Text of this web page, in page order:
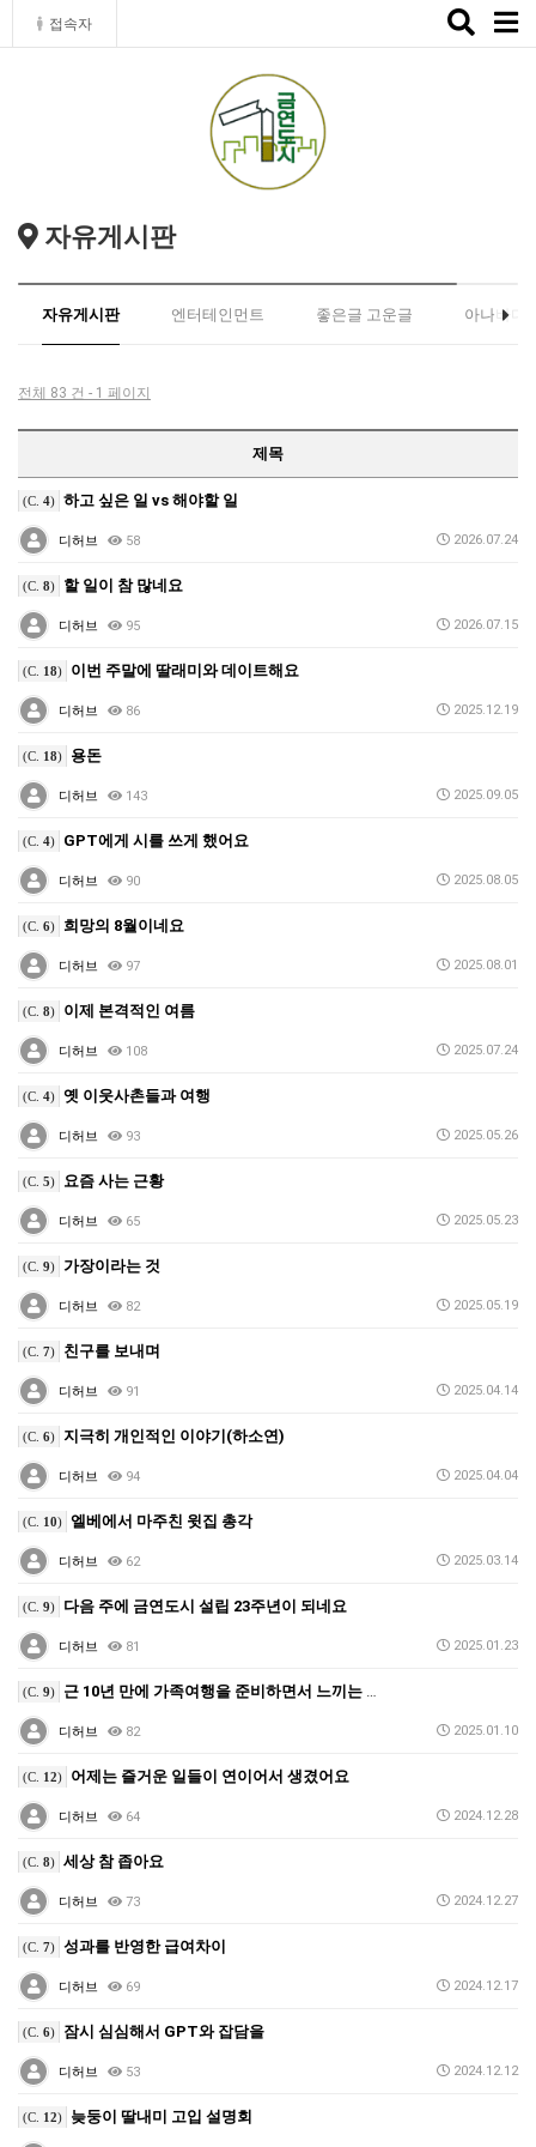
접속자
Toggle
자유게시판
자유게시판 엔터테인먼트 좋은글 고운글 아나바다
전체 83 건 - 1 페이지
제목
(C. 4) 하고 싶은 일 vs 해야할 일
디허브 58 2026.07.24
(C. 8) 할 일이 참 많네요
디허브 95 2026.07.15
(C. 18) 이번 주말에 딸래미와 데이트해요
디허브 86 2025.12.19
(C. 18) 용돈
디허브 143 2025.09.05
(C. 4) GPT에게 시를 쓰게 했어요
디허브 90 2025.08.05
(C. 6) 희망의 8월이네요
디허브 97 2025.08.01
(C. 8) 이제 본격적인 여름
디허브 108 2025.07.24
(C. 4) 옛 이웃사촌들과 여행
디허브 93 2025.05.26
(C. 5) 요즘 사는 근황
디허브 65 2025.05.23
(C. 9) 가장이라는 것
디허브 82 2025.05.19
(C. 7) 친구를 보내며
디허브 91 2025.04.14
(C. 6) 지극히 개인적인 이야기(하소연)
디허브 94 2025.04.04
(C. 10) 엘베에서 마주친 윗집 총각
디허브 62 2025.03.14
(C. 9) 다음 주에 금연도시 설립 23주년이 되네요
디허브 81 2025.01.23
(C. 9) 근 10년 만에 가족여행을 준비하면서 느끼는 부분
디허브 82 2025.01.10
(C. 12) 어제는 즐거운 일들이 연이어서 생겼어요
디허브 64 2024.12.28
(C. 8) 세상 참 좁아요
디허브 73 2024.12.27
(C. 7) 성과를 반영한 급여차이
디허브 69 2024.12.17
(C. 6) 잠시 심심해서 GPT와 잡담을
디허브 53 2024.12.12
(C. 12) 늦둥이 딸내미 고입 설명회